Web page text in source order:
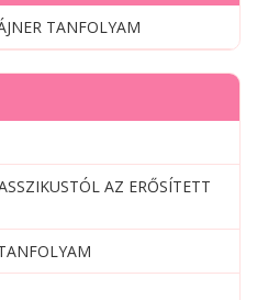
TANFOLYAM
AZ ERŐSÍTETT